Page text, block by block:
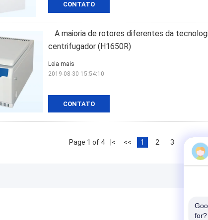
CONTATO
A maioria de rotores diferentes da
centrifugador (H1650R)
CONTATO
Leia mais
2019-08-30 15:54:10
Page 1 of 4 |< << 1 2 3 4 >>
for?